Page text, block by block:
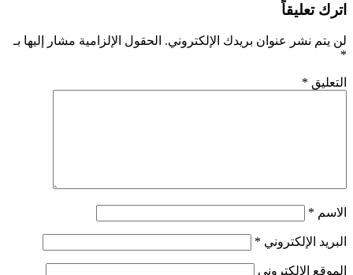
اترك تعليقاً
لن يتم نشر عنوان بريدك الإلكتروني. الحقول الإلزامية مشار إليها بـ
*
التعليق *
الاسم *
البريد الإلكتروني *
الموقع الإلكتروني